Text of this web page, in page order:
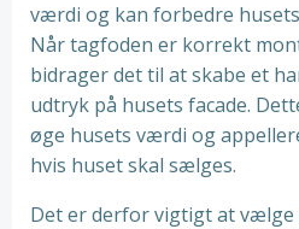
værdi og kan forbedre husets
Når tagfoden er korrekt
bidrager det til at skabe et
udtryk på husets facade.
øge husets værdi og
hvis huset skal sælges.
Det er derfor vigtigt at